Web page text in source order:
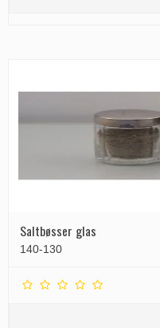
Saltbøsser glas
140-130